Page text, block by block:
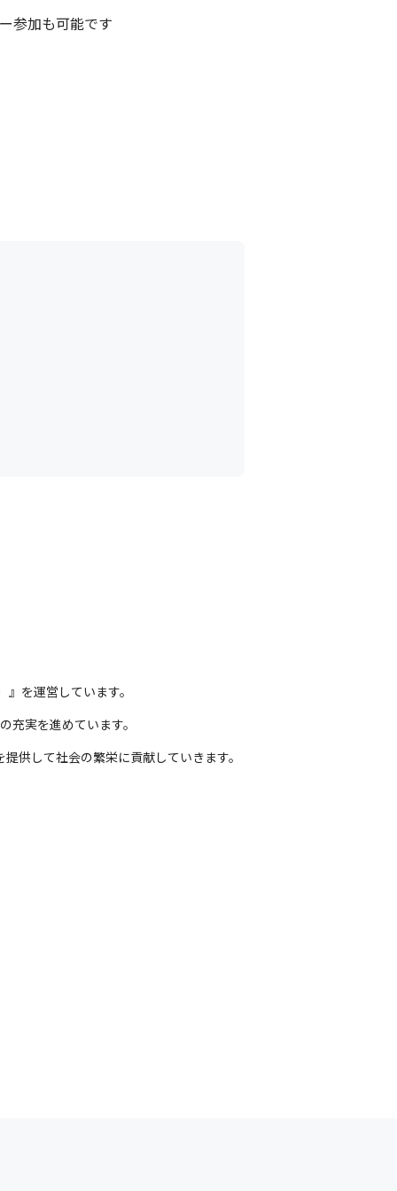
参加も可能です
を運営しています。
実を進めています。
供して社会の繁栄に貢献していきます。